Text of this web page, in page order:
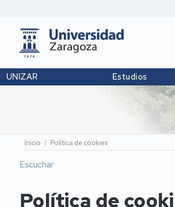
UNIZAR Estudios
Ruta
de
navegación
Inicio Política de cookies
Escuchar
Política de